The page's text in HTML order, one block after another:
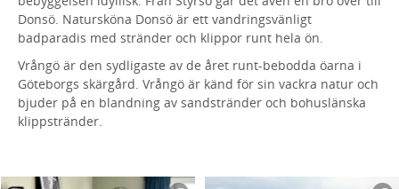
Donsö. Natursköna Donsö är ett vandringsvänligt
badparadis med stränder och klippor runt hela ön.
Vrångö är den sydligaste av de året runt-bebodda öarna i
Göteborgs skärgård. Vrångö är känd för sin vackra natur och
bjuder på en blandning av sandstränder och bohuslänska
klippstränder.